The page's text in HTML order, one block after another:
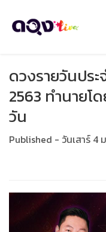
ดวงรายวันปร
2563 ทำนายโ
วัน
Published - วันเสาร์ 4